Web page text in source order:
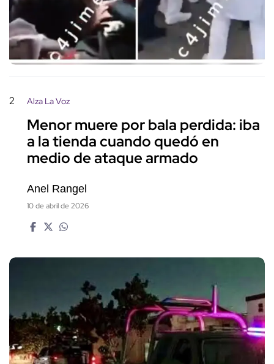
2 Alza La Voz
Menor muere por bala perdida: iba
a la tienda cuando quedó en
medio de ataque armado
Anel Rangel
10 de abril de 2026